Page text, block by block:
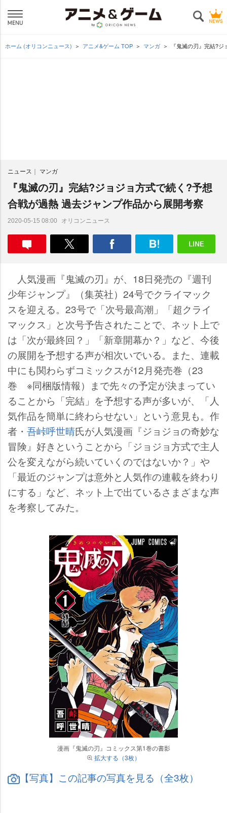
ホーム (オリコンニュース) アニメ&ゲーム TOP マンガ 『鬼滅の刃』完結?
ニュース マンガ
『鬼滅の刃』完結?ジョジョ方式で続く?予想
合戦が過熱 過去ジャンプ作品から展開考察
2020-05-15 08:00 オリコンニュース
人気漫画『鬼滅の刃』が、18日発売の『週刊
少年ジャンプ』（集英社）24号でクライマック
スを迎える。23号で「次号最高潮」「超クライ
マックス」と次号予告されたことで、ネット上で
は「次が最終回？」「新章開幕か？」など、今後
の展開を予想する声が相次いでいる。また、連載
中にも関わらずコミックスが12月発売巻（23
巻 ※同梱版情報）まで先々の予定が決まってい
ることから「完結」を予想する声が多いが、「人
気作品を簡単に終わらせない」という意見も。作
者・ 吾峠呼世晴氏が人気漫画『ジョジョの奇妙な
冒険』好きということから「ジョジョ方式で主人
公を変えながら続いていくのではないか？」
「最近のジャンプは意外と人気作の連載を終わり
にする」など、ネット上で出ているさまざまな声
を考察してみた。
漫画『鬼滅の刃』コミックス第1巻の書影
拡大する（3枚）
【写真】この記事の写真を見る（全3枚）